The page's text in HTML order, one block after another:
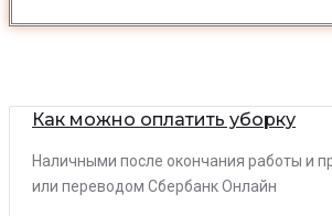
Как можно оплатить уборку
Наличными после окончания работы и
или переводом Сбербанк Онлайн